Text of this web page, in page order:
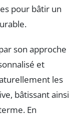
pour bâtir un
son approche
et
les
bâtissant ainsi
En